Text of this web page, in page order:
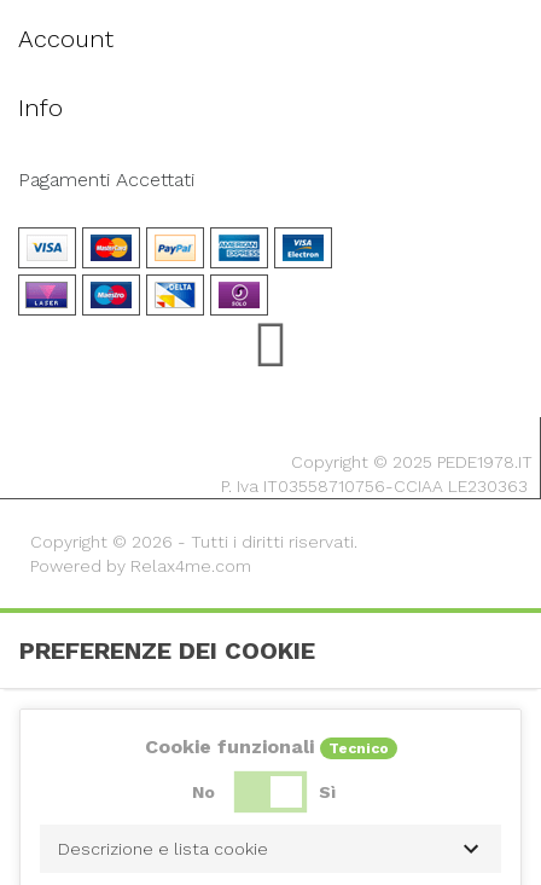
Account
Info
Pagamenti Accettati
Copyright © 2025 PEDE1978.IT
P. Iva IT03558710756-CCIAA LE230363
Copyright © 2026 - Tutti i diritti riservati.
Powered by Relax4me.com
PREFERENZE DEI COOKIE
Cookie funzionali Tecnico
No Sì
Descrizione e lista cookie